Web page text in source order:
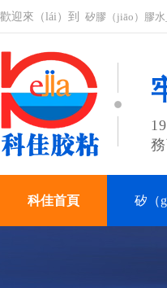
歡迎來（lái）到 矽膠（jiāo）膠
科佳首頁 矽（